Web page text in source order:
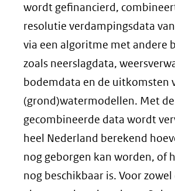
wordt gefinancierd,
resolutie verdampingsdata
via een algoritme met andere
zoals neerslagdata,
bodemdata en de uitkomsten
(grond)watermodellen. Met de
gecombineerde data wordt
heel Nederland berekend
nog geborgen kan worden, of
nog beschikbaar is. Voor